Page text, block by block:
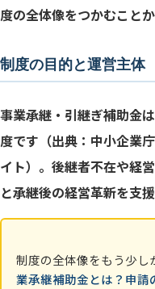
主な対象経費
標準的な6ステ
「後払い」と
枠別の採択率
度の全体像をつかむこと
制度の目的と運営主体
事業承継・引継ぎ補助金
度です（出典：中小企業
イト）。後継者不在や経
と承継後の経営革新を支
制度の全体像をもう少し
業承継補助金とは？申請